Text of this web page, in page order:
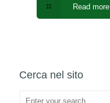
Read more
Cerca nel sito